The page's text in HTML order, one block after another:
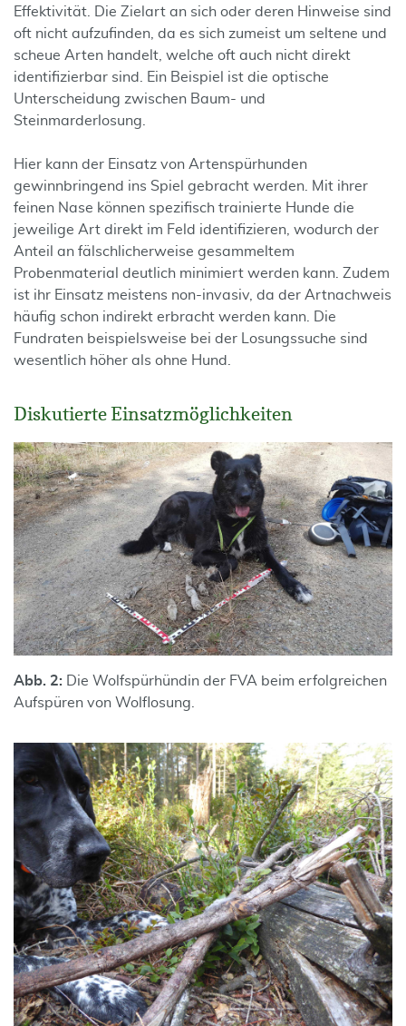
Effektivität. Die Zielart an sich oder deren Hinweise sind
oft nicht aufzufinden, da es sich zumeist um seltene und
scheue Arten handelt, welche oft auch nicht direkt
identifizierbar sind. Ein Beispiel ist die optische
Unterscheidung zwischen Baum- und
Steinmarderlosung.
Hier kann der Einsatz von Artenspürhunden
gewinnbringend ins Spiel gebracht werden. Mit ihrer
feinen Nase können spezifisch trainierte Hunde die
jeweilige Art direkt im Feld identifizieren, wodurch der
Anteil an fälschlicherweise gesammeltem
Probenmaterial deutlich minimiert werden kann. Zudem
ist ihr Einsatz meistens non-invasiv, da der Artnachweis
häufig schon indirekt erbracht werden kann. Die
Fundraten beispielsweise bei der Losungssuche sind
wesentlich höher als ohne Hund.
Diskutierte Einsatzmöglichkeiten
Abb. 2: Die Wolfspürhündin der FVA beim erfolgreichen
Aufspüren von Wolflosung.